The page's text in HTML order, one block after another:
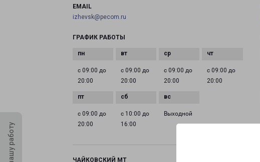
EMAIL
izhevsk@pecom.ru
ГРАФИК РАБОТЫ
с 09:00 до
20:00
с 09:00 до
20:00
с 09:00 до
20:00
с 09:00 до
20:00
с 09:00 до
20:00
с 10:00 до
16:00
Выходной
ЧАЙКОВСКИЙ МТ